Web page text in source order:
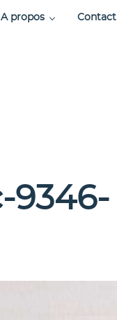
A propos Contact
9346-